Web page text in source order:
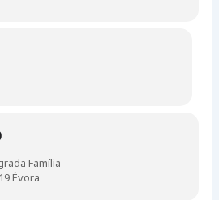
Família
Évora